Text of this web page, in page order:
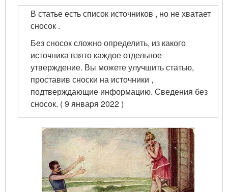
В статье есть список источников , но не хватает
сносок .
Без сносок сложно определить, из какого
источника взято каждое отдельное
утверждение. Вы можете улучшить статью,
проставив сноски на источники ,
подтверждающие информацию. Сведения без
сносок. ( 9 января 2022 )